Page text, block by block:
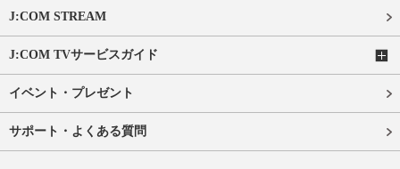
J:COM STREAM
J:COM TVサービスガイド
イベント・プレゼント
サポート・よくある質問